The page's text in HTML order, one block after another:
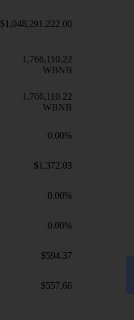
$1,048,291,222.00
1,766,110.22
WBNB
1,766,110.22
WBNB
0.00%
$1,372.03
0.00%
0.00%
$594.37
$557.66